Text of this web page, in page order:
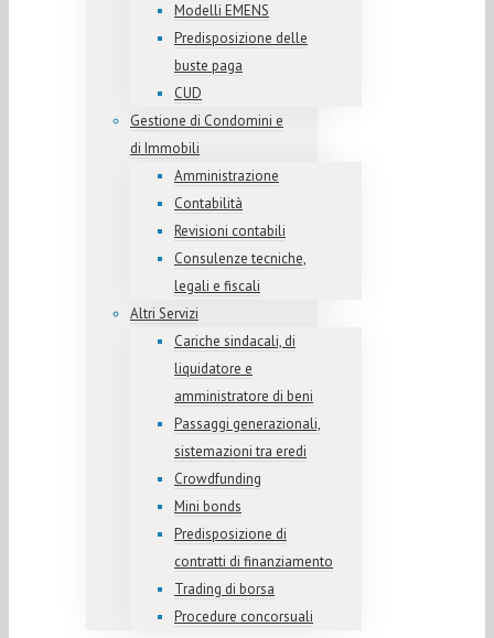
Modelli EMENS
Predisposizione delle
buste paga
CUD
Gestione di Condomini e
di Immobili
Amministrazione
Contabilità
Revisioni contabili
Consulenze tecniche,
legali e fiscali
Altri Servizi
Cariche sindacali, di
liquidatore e
amministratore di beni
Passaggi generazionali,
sistemazioni tra eredi
Crowdfunding
Mini bonds
Predisposizione di
contratti di finanziamento
Trading di borsa
Procedure concorsuali